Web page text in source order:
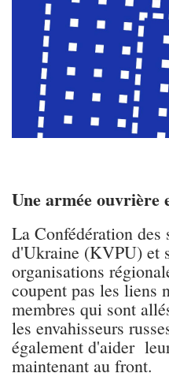
Une armée ouvrière
La Confédération des
d'Ukraine (KVPU) et
organisations
coupent pas les liens
membres qui sont
les envahisseurs
également d'aider
maintenant au front.